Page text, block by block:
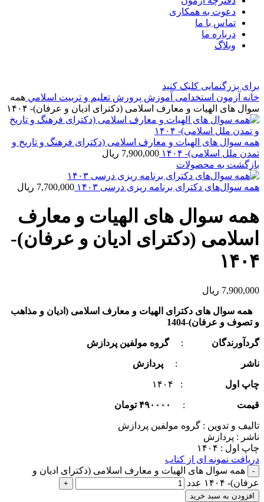
دعوت به همکاری
تماس با ما
درباره ما
وبلاگ
برای بزرگنمایی کلیک کنید
خانه آزمون استخدامی آموزش پرورش تعليم و تربيت اسلامي همه
سوال های الهیات و معارف اسلامی (دکترای ادیان و عرفان)- ۱۴۰۴
همه سوال های الهیات و معارف اسلامی (دکترای فرهنگ و تاریخ و
تمدن ملل اسلامی)- ۱۴۰۴
7,900,000 ریال
بازگشت به محصولات
همه سوال‌های دکترای برنامه ریزی درسی ۱۴۰۳ 7,700,000 ریال
همه سوال های الهیات و معارف
اسلامی (دکترای ادیان و عرفان)-
۱۴۰۴
7,900,000 ریال
همه سوال های دکترای الهیات و معارف اسلامی (ادیان و مذاهب
و تصوف و عرفان)-1404
گردآورندگان :گروه مولفین پردازش
ناشر : پردازش
چاپ اول : ۱۴۰۴
قیمت : ۴۹۰۰۰۰ تومان
تالیف و تدوین : گروه مولفین پردازش
ناشر : پردازش
چاپ اول : ۱۴۰۴
دریافت نمونه ای از کتاب
همه سوال های الهیات و معارف اسلامی (دکترای ادیان و
عرفان)- ۱۴۰۴ عدد
افزودن به سبد خرید